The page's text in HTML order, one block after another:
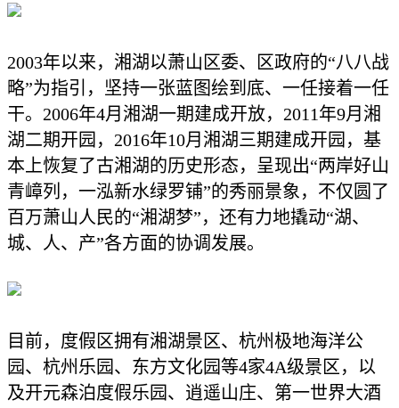
2003年以来，湘湖以萧山区委、区政府的“八八战
略”为指引，坚持一张蓝图绘到底、一任接着一任
干。 2006年4月湘湖一期建成开放， 2011年9月湘
湖二期开园， 2016年10月湘湖三期建成开园，基
本上恢复了古湘湖的历史形态，呈现出“两岸好山
青嶂列，一泓新水绿罗铺”的秀丽景象，不仅圆了
百万萧山人民的“湘湖梦”，还有力地撬动“湖、
城、人、产”各方面的协调发展。
目前，度假区拥有湘湖景区、杭州极地海洋公
园、杭州乐园、东方文化园等4家4A级景区，以
及开元森泊度假乐园、逍遥山庄、第一世界大酒